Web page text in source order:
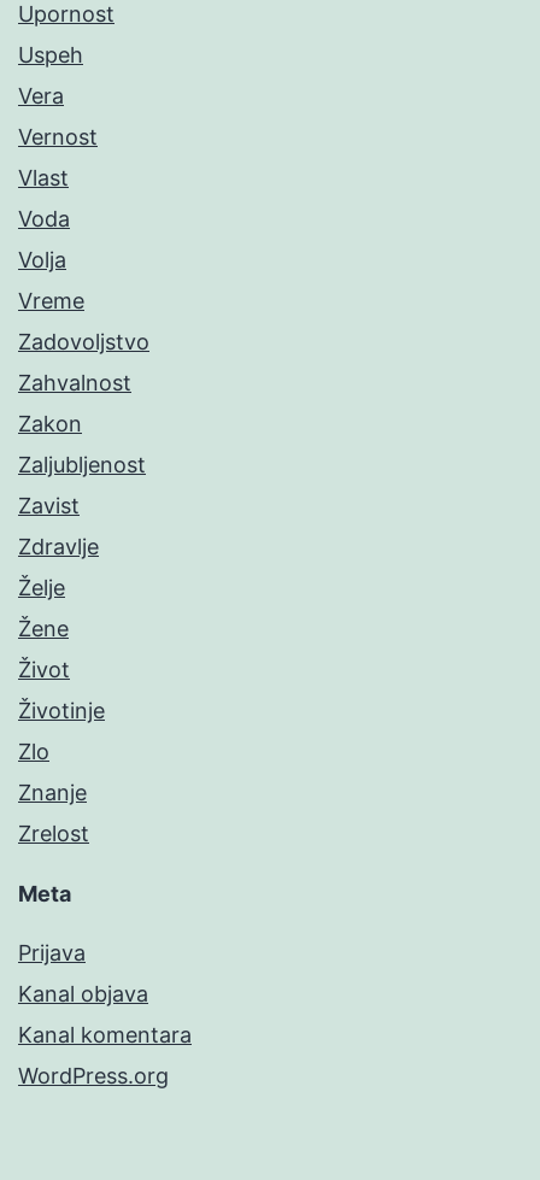
Upornost
Uspeh
Vera
Vernost
Vlast
Voda
Volja
Vreme
Zadovoljstvo
Zahvalnost
Zakon
Zaljubljenost
Zavist
Zdravlje
Želje
Žene
Život
Životinje
Zlo
Znanje
Zrelost
Meta
Prijava
Kanal objava
Kanal komentara
WordPress.org